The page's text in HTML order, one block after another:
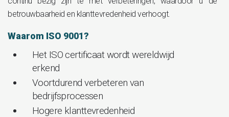
betrouwbaarheid en klanttevredenheid verhoogt.
Waarom ISO 9001?
Het ISO certificaat wordt wereldwijd
erkend
Voortdurend verbeteren van
bedrijfsprocessen
Hogere klanttevredenheid